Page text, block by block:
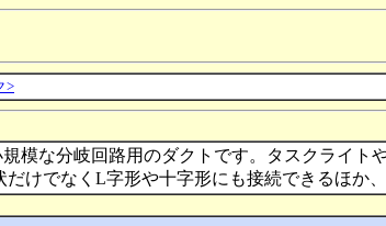
>
模な分岐回路用のダクトです。タスクライト
けでなくL字形や十字形にも接続できるほか